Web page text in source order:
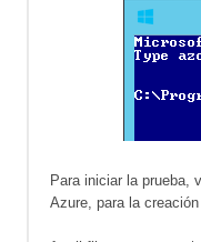
Para iniciar la prueba,
Azure, para la